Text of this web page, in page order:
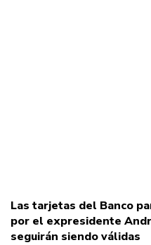
Las tarjetas del Banco
por el expresidente
seguirán siendo válidas